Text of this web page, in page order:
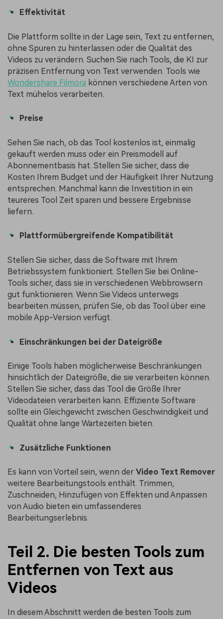
Effektivität
Die Plattform sollte in der Lage sein, Text zu entfernen,
ohne Spuren zu hinterlassen oder die Qualität des
Videos zu verändern. Suchen Sie nach Tools, die KI zur
präzisen Entfernung von Text verwenden. Tools wie
Wondershare Filmora können verschiedene Arten von
Text mühelos verarbeiten.
Preise
Sehen Sie nach, ob das Tool kostenlos ist, einmalig
gekauft werden muss oder ein Preismodell auf
Abonnementbasis hat. Stellen Sie sicher, dass die
Kosten Ihrem Budget und der Häufigkeit Ihrer Nutzung
entsprechen. Manchmal kann die Investition in ein
teureres Tool Zeit sparen und bessere Ergebnisse
liefern.
Plattformübergreifende Kompatibilität
Stellen Sie sicher, dass die Software mit Ihrem
Betriebssystem funktioniert. Stellen Sie bei Online-
Tools sicher, dass sie in verschiedenen Webbrowsern
gut funktionieren. Wenn Sie Videos unterwegs
bearbeiten müssen, prüfen Sie, ob das Tool über eine
mobile App-Version verfügt.
Einschränkungen bei der Dateigröße
Einige Tools haben möglicherweise Beschränkungen
hinsichtlich der Dateigröße, die sie verarbeiten können.
Stellen Sie sicher, dass das Tool die Größe Ihrer
Videodateien verarbeiten kann. Effiziente Software
sollte ein Gleichgewicht zwischen Geschwindigkeit und
Qualität ohne lange Wartezeiten bieten.
Zusätzliche Funktionen
Es kann von Vorteil sein, wenn der Video Text Remover
weitere Bearbeitungstools enthält. Trimmen,
Zuschneiden, Hinzufügen von Effekten und Anpassen
von Audio bieten ein umfassenderes
Bearbeitungserlebnis.
Teil 2. Die besten Tools zum
Entfernen von Text aus
Videos
In diesem Abschnitt werden die besten Tools zum